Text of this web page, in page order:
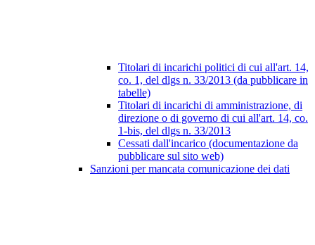
Titolari di incarichi politici di cui all'art. 14,
co. 1, del dlgs n. 33/2013 (da pubblicare in
tabelle)
Titolari di incarichi di amministrazione, di
direzione o di governo di cui all'art. 14, co.
1-bis, del dlgs n. 33/2013
Cessati dall'incarico (documentazione da
pubblicare sul sito web)
Sanzioni per mancata comunicazione dei dati